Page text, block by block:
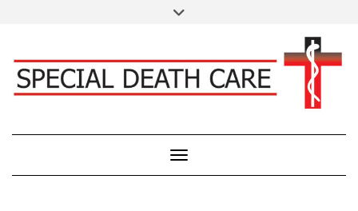
Klik hier voor Donaties - Schenkingen
Toggle navigatie